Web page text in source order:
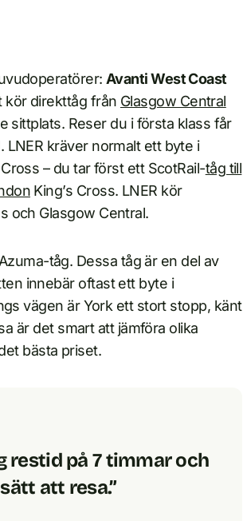
Avanti West Coast
kör direkttåg från Glasgow Central
sittplats. Reser du i första klass får
kräver normalt ett byte i
– du tar först ett ScotRail-tåg till
King’s Cross. LNER kör
och Glasgow Central.
tåg. Dessa tåg är en del av
innebär oftast ett byte i
vägen är York ett stort stopp, känt
är det smart att jämföra olika
bästa priset.
restid på 7 timmar och
att resa.”